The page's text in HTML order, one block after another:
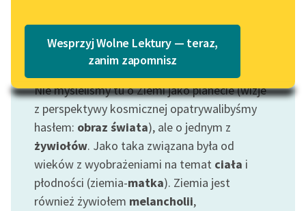
Lektury szkolne i klasyka
literatury do słuchania dla
uczennic i uczniów z
niepełnosprawnościami
E-kolekcja lektur
szkolnych i literatury do
słuchania dla uczennic i
uczniów z
niepełnosprawnościami
Katalog w formacie PDF
Wesprzyj Wolne Lektury — teraz,
zanim zapomnisz
Motyw: Ziemia
Nie myśleliśmy tu o Ziemi jako planecie (wizje
z perspektywy kosmicznej opatrywalibyśmy
hasłem: obraz świata), ale o jednym z
żywiołów. Jako taka związana była od
wieków z wyobrażeniami na temat ciała i
płodności (ziemia-matka). Ziemia jest
również żywiołem melancholii,